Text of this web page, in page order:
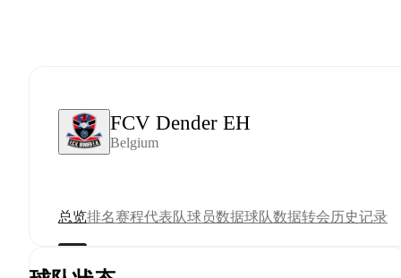
FCV Dender EH
Belgium
总览排名赛程代表队球员数据球队数据转会历史记录